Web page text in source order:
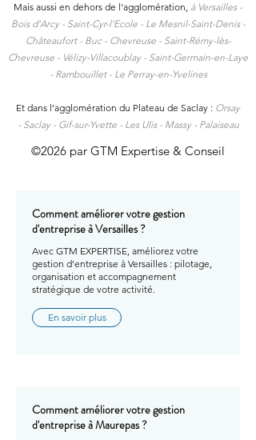
Mais aussi en dehors de l'agglomération, à Versailles -
Bois d’Arcy - Saint-Cyr-l’Ecole - Le Mesnil-Saint-Denis -
Châteaufort - Buc - Chevreuse - Saint-Rémy-lès-
Chevreuse - Vélizy-Villacoublay - Saint-Germain-en-Laye
- Rambouillet - Le Perray-en-Yvelines
Et dans l’agglomération du Plateau de Saclay : Orsay
- Saclay - Gif-sur-Yvette - Les Ulis - Massy - Palaiseau
©2026 par GTM Expertise & Conseil
Comment améliorer votre gestion
d'entreprise à Versailles ?
Avec GTM EXPERTISE, améliorez votre
gestion d'entreprise à Versailles : pilotage,
organisation et accompagnement
stratégique de votre activité.
En savoir plus
Comment améliorer votre gestion
d'entreprise à Maurepas ?